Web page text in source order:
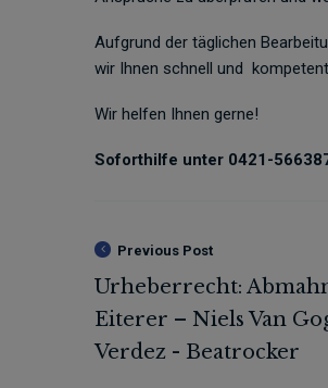
Aufgrund der täglichen
wir Ihnen schnell und
Wir helfen Ihnen gerne!
Soforthilfe unter 0421-
Previous Post